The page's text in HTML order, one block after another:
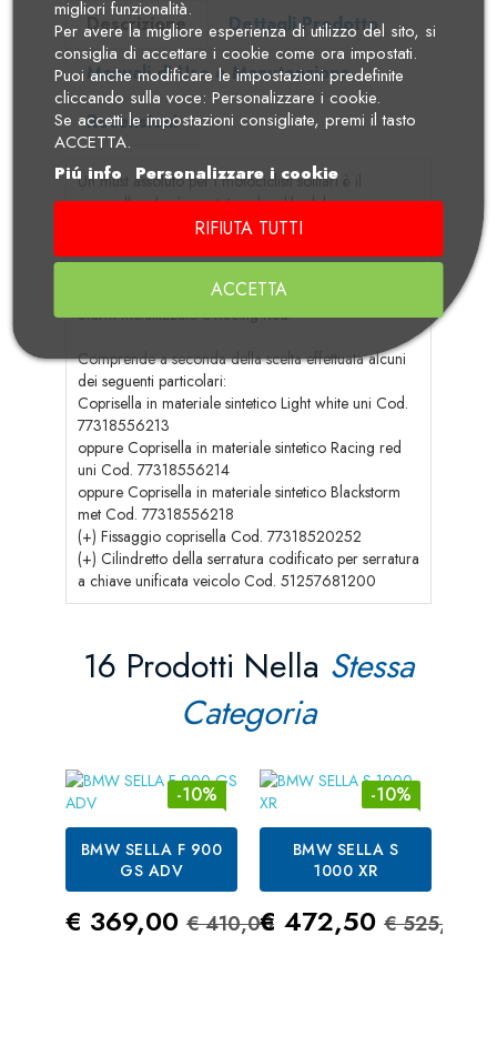
Descrizione
Dettagli Prodotto
Manuali di Uso e Manutenzione
Recensioni
Un must assoluto per i motociclisti solitari è il
coprisella, che è montato sul sedile del passeggero.
La copertura con un cuscino dello schienale nero
perfettamente con l'aspetto Superbike della moto.
Disponibile nellle colorazioni: Light White, Black
Storm metallizzato e Racing Red.
Comprende a seconda della scelta effettuata alcuni
dei seguenti particolari:
Coprisella in materiale sintetico Light white uni Cod.
77318556213
oppure Coprisella in materiale sintetico Racing red
uni Cod. 77318556214
oppure Coprisella in materiale sintetico Blackstorm
met Cod. 77318556218
(+) Fissaggio coprisella Cod. 77318520252
(+) Cilindretto della serratura codificato per serratura
a chiave unificata veicolo Cod. 51257681200
16 Prodotti Nella Stessa
Categoria
-10%
BMW SELLA F 900
GS ADV
Prezzo
€ 369,00 Prezzo Standard
€ 410,00
-10%
BMW SELLA S
1000 XR
Prezzo
€ 472,50 Prezzo
€ 525,00
migliori funzionalità.
Per avere la migliore esperienza di utilizzo del sito, si
consiglia di accettare i cookie come ora impostati.
Puoi anche modificare le impostazioni predefinite
cliccando sulla voce: Personalizzare i cookie.
Se accetti le impostazioni consigliate, premi il tasto
ACCETTA.
Piú info
Personalizzare i cookie
RIFIUTA TUTTI
ACCETTA